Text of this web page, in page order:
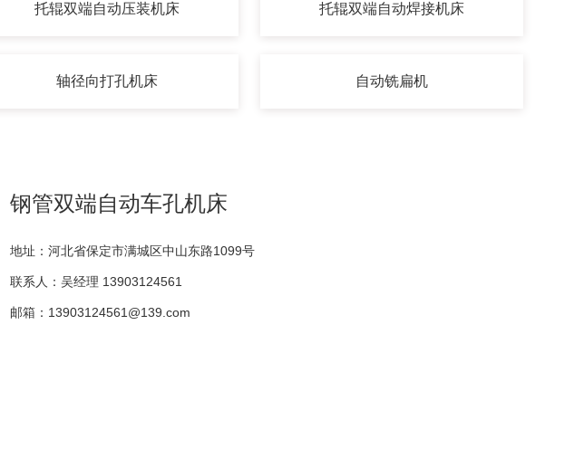
托辊双端自动压装机床 托辊双端自动焊接机床
轴径向打孔机床 自动铣扁机
钢管双端自动车孔机床
地址：河北省保定市满城区中山东路1099号
联系人：吴经理 13903124561
邮箱：13903124561@139.com